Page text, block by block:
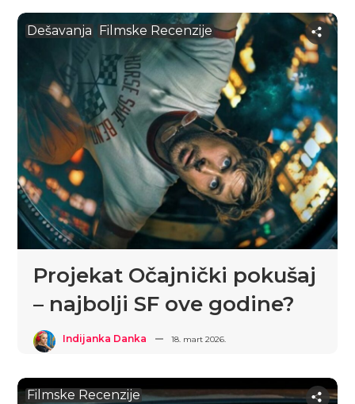
Dešavanja Filmske Recenzije
Projekat Očajnički pokušaj
– najbolji SF ove godine?
Indijanka Danka 18. mart 2026.
Filmske Recenzije